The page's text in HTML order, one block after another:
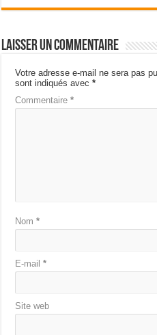
Laisser un commentaire
Votre adresse e-mail ne sera pas
sont indiqués avec*
Commentaire*
Nom*
E-mail*
Site web